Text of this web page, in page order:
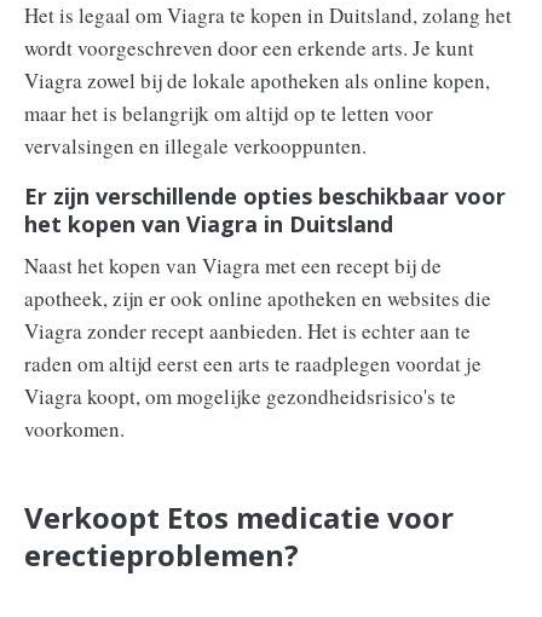
Het is legaal om Viagra te kopen in Duitsland, zolang het
wordt voorgeschreven door een erkende arts. Je kunt
Viagra zowel bij de lokale apotheken als online kopen,
maar het is belangrijk om altijd op te letten voor
vervalsingen en illegale verkooppunten.
Er zijn verschillende opties beschikbaar voor
het kopen van Viagra in Duitsland
Naast het kopen van Viagra met een recept bij de
apotheek, zijn er ook online apotheken en websites die
Viagra zonder recept aanbieden. Het is echter aan te
raden om altijd eerst een arts te raadplegen voordat je
Viagra koopt, om mogelijke gezondheidsrisico's te
voorkomen.
Verkoopt Etos medicatie voor
erectieproblemen?